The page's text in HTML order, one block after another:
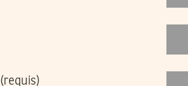
(requis)